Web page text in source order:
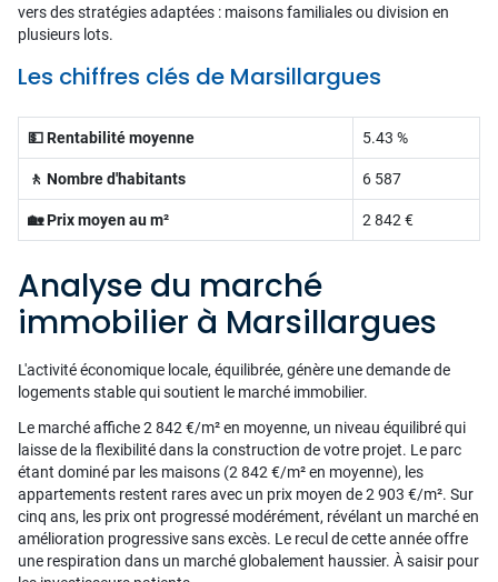
vers des stratégies adaptées : maisons familiales ou division en
plusieurs lots.
Les chiffres clés de Marsillargues
💵 Rentabilité moyenne 5.43 %
🚶 Nombre d'habitants 6 587
🏡 Prix moyen au m² 2 842 €
Analyse du marché
immobilier à Marsillargues
L'activité économique locale, équilibrée, génère une demande de
logements stable qui soutient le marché immobilier.
Le marché affiche 2 842 €/m² en moyenne, un niveau équilibré qui
laisse de la flexibilité dans la construction de votre projet. Le parc
étant dominé par les maisons (2 842 €/m² en moyenne), les
appartements restent rares avec un prix moyen de 2 903 €/m². Sur
cinq ans, les prix ont progressé modérément, révélant un marché en
amélioration progressive sans excès. Le recul de cette année offre
une respiration dans un marché globalement haussier. À saisir pour